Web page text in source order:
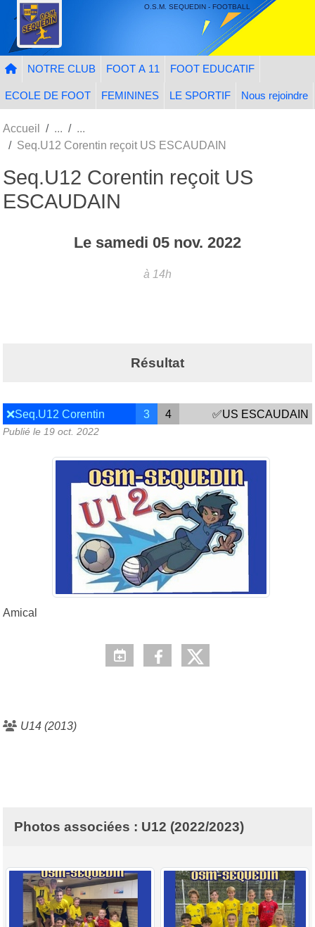
O.S.M. SEQUEDIN - FOOTBALL
NOTRE CLUB FOOT A 11 FOOT EDUCATIF
ECOLE DE FOOT FEMININES LE SPORTIF Nous rejoindre
Accueil
Seq.U12 Corentin reçoit US ESCAUDAIN
Seq.U12 Corentin reçoit US
ESCAUDAIN
Le samedi 05 nov. 2022
à 14h
Résultat
❌Seq.U12 Corentin 3 4 ✅US ESCAUDAIN
Publié le 19 oct. 2022
Amical
U14 (2013)
Photos associées : U12 (2022/2023)
Panneau de gestion des cookies